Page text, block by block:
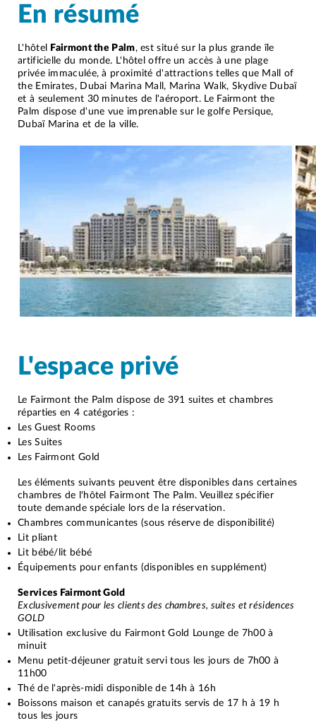
En résumé
L'hôtel Fairmont the Palm, est situé sur la plus grande île
artificielle du monde. L'hôtel offre un accès à une plage
privée immaculée, à proximité d'attractions telles que Mall of
the Emirates, Dubai Marina Mall, Marina Walk, Skydive Dubaï
et à seulement 30 minutes de l'aéroport. Le Fairmont the
Palm dispose d'une vue imprenable sur le golfe Persique,
Dubaï Marina et de la ville.
L'espace privé
Le Fairmont the Palm dispose de 391 suites et chambres
réparties en 4 catégories :
Les Guest Rooms
Les Suites
Les Fairmont Gold
Les éléments suivants peuvent être disponibles dans certaines
chambres de l'hôtel Fairmont The Palm. Veuillez spécifier
toute demande spéciale lors de la réservation.
Chambres communicantes (sous réserve de disponibilité)
Lit pliant
Lit bébé/lit bébé
Équipements pour enfants (disponibles en supplément)
Services Fairmont Gold
Exclusivement pour les clients des chambres, suites et résidences
GOLD
Utilisation exclusive du Fairmont Gold Lounge de 7h00 à
minuit
Menu petit-déjeuner gratuit servi tous les jours de 7h00 à
11h00
Thé de l'après-midi disponible de 14h à 16h
Boissons maison et canapés gratuits servis de 17 h à 19 h
tous les jours